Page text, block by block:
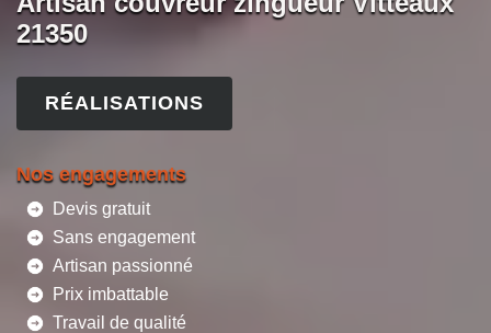
21350
RÉALISATIONS
Nos engagements
Devis gratuit
Sans engagement
Artisan passionné
Prix imbattable
Travail de qualité